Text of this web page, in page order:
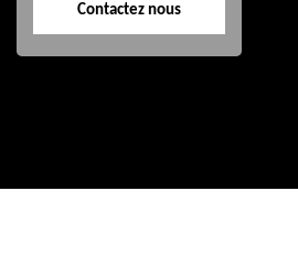
Contactez nous